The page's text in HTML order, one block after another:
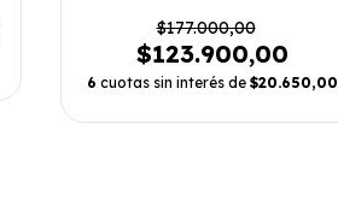
$177.000,00
$123.900,00
6 cuotas sin interés de $20.650,00